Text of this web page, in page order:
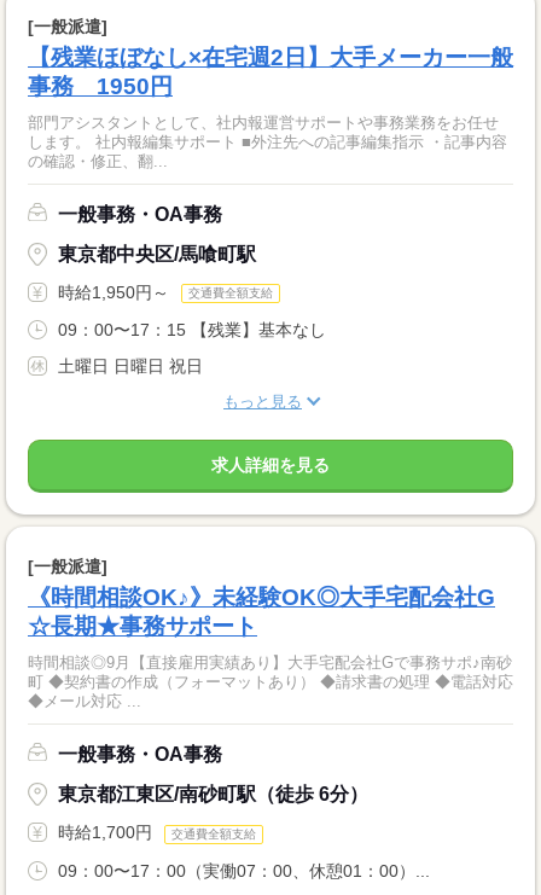
[一般派遣]
【残業ほぼなし×在宅週2日】大手メーカー一般
事務 1950円
部門アシスタントとして、社内報運営サポートや事務業務をお任せ
します。 社内報編集サポート ■外注先への記事編集指示 ・記事内容
の確認・修正、翻...
一般事務・OA事務
東京都中央区/馬喰町駅
時給1,950円～ 交通費全額支給
09：00〜17：15 【残業】基本なし
土曜日 日曜日 祝日
もっと見る
求人詳細を見る
[一般派遣]
《時間相談OK♪》未経験OK◎大手宅配会社G
☆長期★事務サポート
時間相談◎9月【直接雇用実績あり】大手宅配会社Gで事務サポ♪南砂
町 ◆契約書の作成（フォーマットあり） ◆請求書の処理 ◆電話対応
◆メール対応 ...
一般事務・OA事務
東京都江東区/南砂町駅（徒歩 6分）
時給1,700円 交通費全額支給
09：00〜17：00（実働07：00、休憩01：00）...